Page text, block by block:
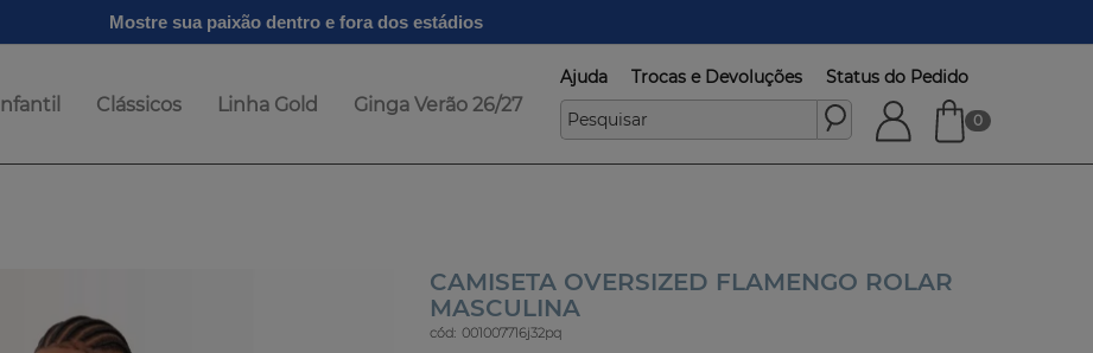
Mostre sua paixão dentro e fora dos estádios
Infantil Clássicos Linha Gold Ginga Verão 26/27
Ajuda Trocas e Devoluções Status do Pedido
0
CAMISETA OVERSIZED FLAMENGO ROLAR
MASCULINA
cód: 001007716j32pq